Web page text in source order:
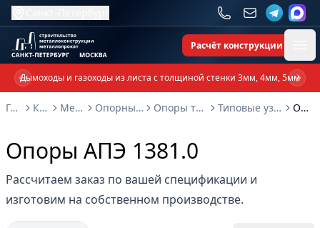
Расчёт конструкции
Дымоходы и газоходы из листа с толщиной стенки 3мм, 4мм, 5мм
Previous slide
Главная
Каталог Металлоконструкции Опорные металлоконструкции и изделия Опоры трубопроводов и металлоконструкции Типовые узлы крепления трубопроводов серия 5.908-1 Опоры АПЭ 1381.0
Опоры АПЭ 1381.0
Рассчитаем заказ по вашей спецификации и
изготовим на собственном производстве.